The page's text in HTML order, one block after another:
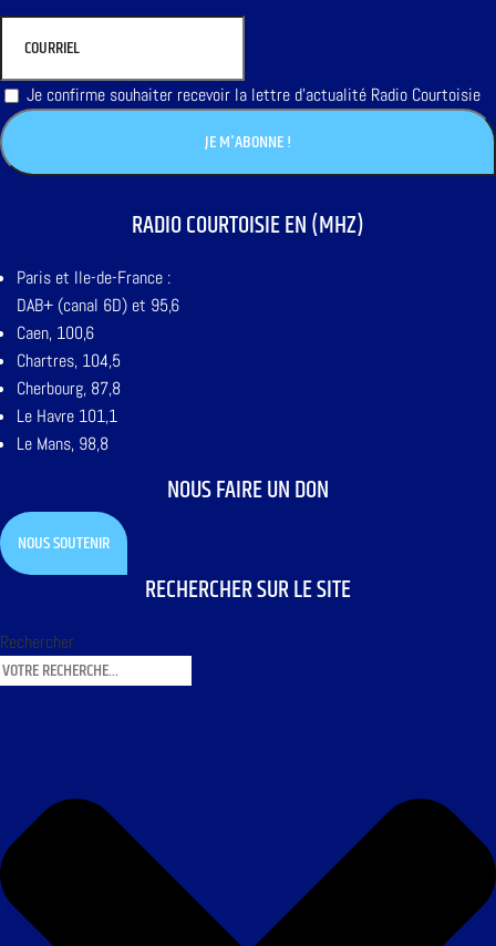
Je confirme souhaiter recevoir la lettre d'actualité Radio Courtoisie
RADIO COURTOISIE EN (MHZ)
Paris et Ile-de-France :
DAB+ (canal 6D) et 95,6
Caen, 100,6
Chartres, 104,5
Cherbourg, 87,8
Le Havre 101,1
Le Mans, 98,8
NOUS FAIRE UN DON
NOUS SOUTENIR
RECHERCHER SUR LE SITE
Rechercher